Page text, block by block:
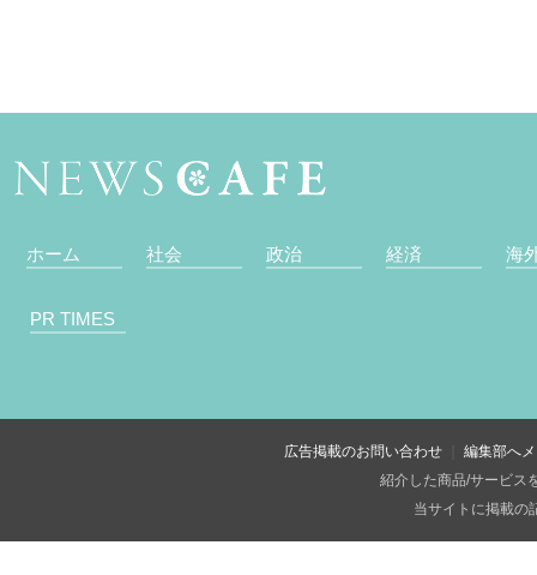
ホーム 社会 政治 経済 海
PR TIMES
広告掲載のお問い合わせ
編集部へ
紹介した商品/サービス
当サイトに掲載の